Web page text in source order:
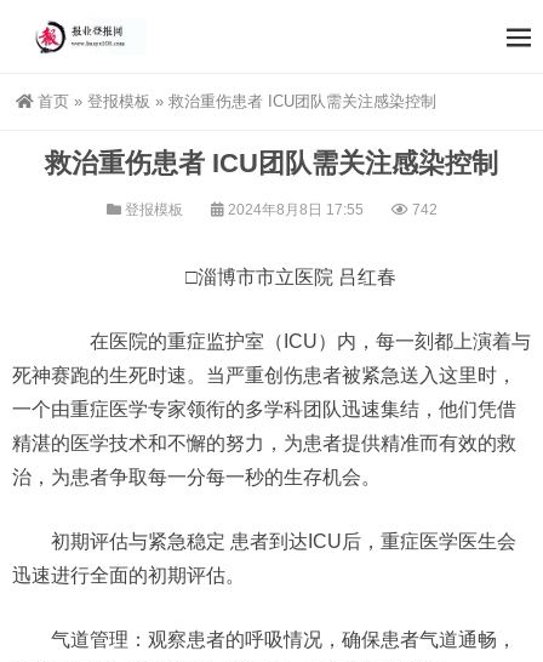
首页 » 登报模板 » 救治重伤患者 ICU团队需关注感染控制
救治重伤患者 ICU团队需关注感染控制
登报模板 2024年8月8日 17:55 742
□淄博市市立医院 吕红春
在医院的重症监护室（ICU）内，每一刻都上演着与
死神赛跑的生死时速。当严重创伤患者被紧急送入这里时，
一个由重症医学专家领衔的多学科团队迅速集结，他们凭借
精湛的医学技术和不懈的努力，为患者提供精准而有效的救
治，为患者争取每一分每一秒的生存机会。
初期评估与紧急稳定 患者到达ICU后，重症医学医生会
迅速进行全面的初期评估。
气道管理：观察患者的呼吸情况，确保患者气道通畅，